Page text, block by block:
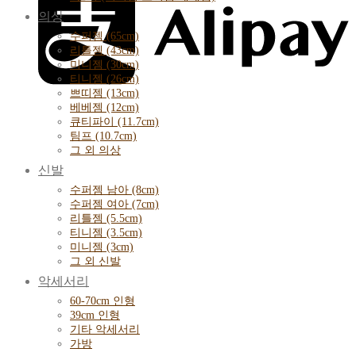
의상
수퍼젬 (65cm)
리틀젬 (43cm)
미니젬 (30cm)
티니젬 (26cm)
쁘띠젬 (13cm)
베베젬 (12cm)
큐티파이 (11.7cm)
팀프 (10.7cm)
그 외 의상
신발
수퍼젬 남아 (8cm)
수퍼젬 여아 (7cm)
리틀젬 (5.5cm)
티니젬 (3.5cm)
미니젬 (3cm)
그 외 신발
악세서리
60-70cm 인형
39cm 인형
기타 악세서리
가방